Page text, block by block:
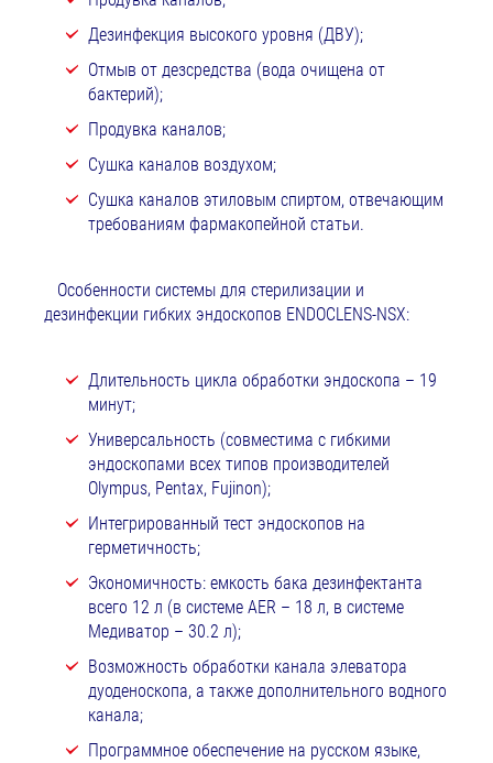
Дезинфекция высокого уровня (ДВУ);
Отмыв от дезсредства (вода очищена от
бактерий);
Продувка каналов;
Сушка каналов воздухом;
Сушка каналов этиловым спиртом, отвечающим
требованиям фармакопейной статьи.
Особенности системы для стерилизации и
дезинфекции гибких эндоскопов ENDOCLENS-NSX:
Длительность цикла обработки эндоскопа – 19
минут;
Универсальность (совместима с гибкими
эндоскопами всех типов производителей
Olympus, Pentax, Fujinon);
Интегрированный тест эндоскопов на
герметичность;
Экономичность: емкость бака дезинфектанта
всего 12 л (в системе AER – 18 л, в системе
Медиватор – 30.2 л);
Возможность обработки канала элеватора
дуоденоскопа, а также дополнительного водного
канала;
Программное обеспечение на русском языке,